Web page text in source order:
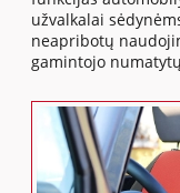
užvalkalai
neapribotų
gamintojo